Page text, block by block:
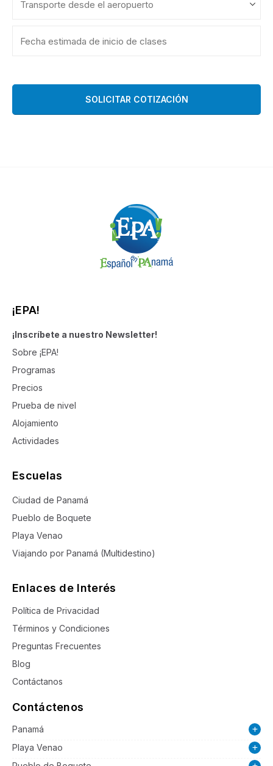
¡EPA!
¡Inscríbete a nuestro Newsletter!
Sobre ¡EPA!
Programas
Precios
Prueba de nivel
Alojamiento
Actividades
Escuelas
Ciudad de Panamá
Pueblo de Boquete
Playa Venao
Viajando por Panamá (Multidestino)
Enlaces de Interés
Política de Privacidad
Términos y Condiciones
Preguntas Frecuentes
Blog
Contáctanos
Contáctenos
Panamá
Playa Venao